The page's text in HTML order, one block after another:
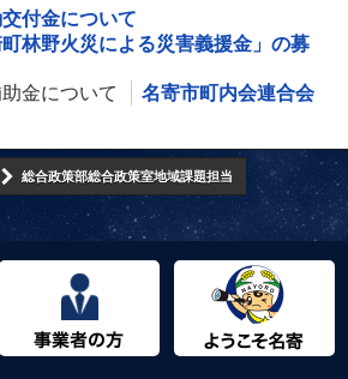
付金について
町林野火災による災害義援金」の募
金について
名寄市町内会連合会
総合政策部総合政策室地域課題担当